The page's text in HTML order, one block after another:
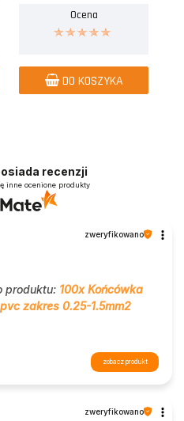
Ocena
DO KOSZYKA
recenzji
inne ocenione produkty
zweryfikowano
produktu: 100x Końcówka
zakres 0.25-1.5mm2
zobacz produkt
zweryfikowano